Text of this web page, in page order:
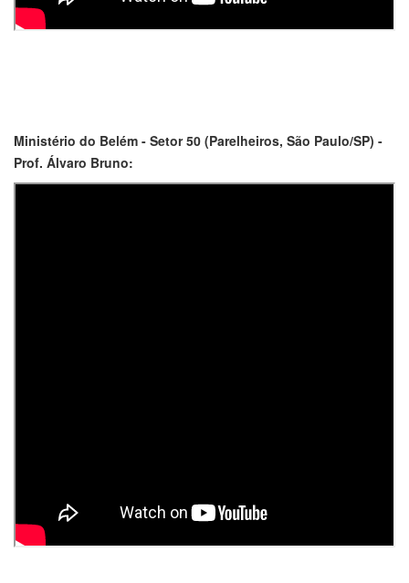
Ministério do Belém - Setor 50 (Parelheiros, São Paulo/SP) -
Prof. Álvaro Bruno: